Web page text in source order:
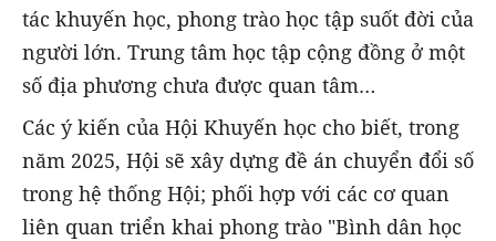
tác khuyến học, phong trào học tập suốt đời của
người lớn. Trung tâm học tập cộng đồng ở một
số địa phương chưa được quan tâm…
Các ý kiến của Hội Khuyến học cho biết, trong
năm 2025, Hội sẽ xây dựng đề án chuyển đổi số
trong hệ thống Hội; phối hợp với các cơ quan
liên quan triển khai phong trào "Bình dân học